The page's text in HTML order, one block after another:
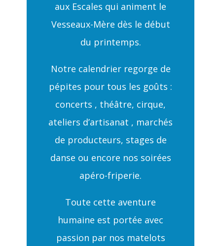
aux Escales qui animent le
Vesseaux-Mère dès le début
du printemps.
Notre calendrier regorge de
pépites pour tous les goûts :
concerts , théâtre, cirque,
ateliers d’artisanat , marchés
de producteurs, stages de
danse ou encore nos soirées
apéro-friperie.
Toute cette aventure
humaine est portée avec
passion par nos matelots